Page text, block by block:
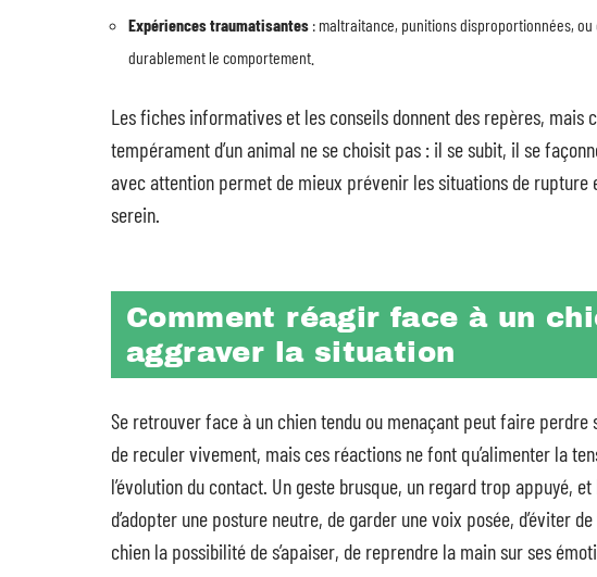
Expériences traumatisantes : maltraitance, punitions disproportionnées,
durablement le comportement.
Les fiches informatives et les conseils donnent des repères, mais
tempérament d’un animal ne se choisit pas : il se subit, il se
avec attention permet de mieux prévenir les situations de rupture
serein.
Comment réagir face à un
aggraver la situation
Se retrouver face à un chien tendu ou menaçant peut faire perdre
de reculer vivement, mais ces réactions ne font qu’alimenter la
l’évolution du contact. Un geste brusque, un regard trop appuyé, et
d’adopter une posture neutre, de garder une voix posée, d’éviter
chien la possibilité de s’apaiser, de reprendre la main sur ses